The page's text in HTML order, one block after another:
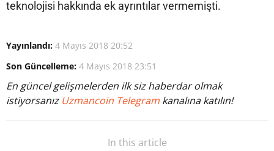
teknolojisi hakkında ek ayrıntılar vermemişti.
Yayınlandı: 4 Mayıs 2018 20:52
Son Güncelleme: 4 Mayıs 2018 23:51
En güncel gelişmelerden ilk siz haberdar olmak
istiyorsanız Uzmancoin Telegram kanalına katılın!
In this article